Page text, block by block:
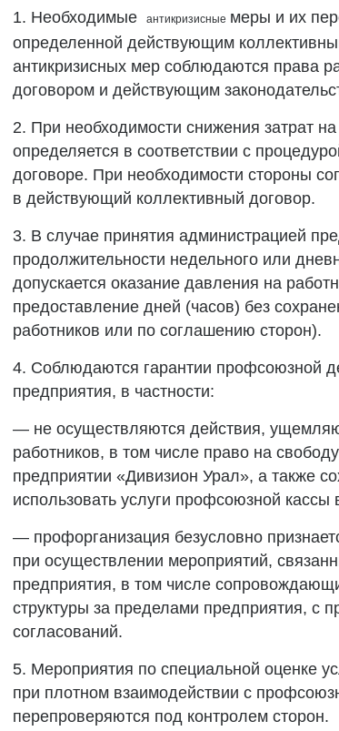
1. Необходимые антикризисные меры и их
определенной действующим
антикризисных мер соблюдаются права
договором и действующим
2. При необходимости снижения затрат
определяется в соответствии с
договоре. При необходимости стороны
в действующий коллективный договор.
3. В случае принятия администрацией
продолжительности недельного или
допускается оказание давления на
предоставление дней (часов) без
работников или по соглашению сторон).
4. Соблюдаются гарантии профсоюзной
предприятия, в частности:
— не осуществляются действия,
работников, в том числе право на
предприятии «Дивизион Урал», а также
использовать услуги профсоюзной
— профорганизация безусловно
при осуществлении мероприятий,
предприятия, в том числе
структуры за пределами предприятия, с
согласований.
5. Мероприятия по специальной оценке
при плотном взаимодействии с
перепроверяются под контролем сторон.